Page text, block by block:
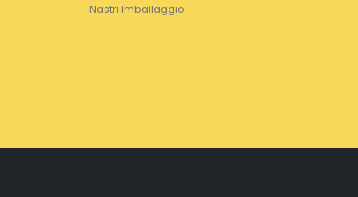
Nastri Imballaggio